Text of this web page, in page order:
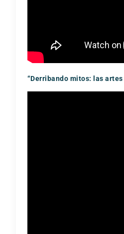
“Derribando mitos: las